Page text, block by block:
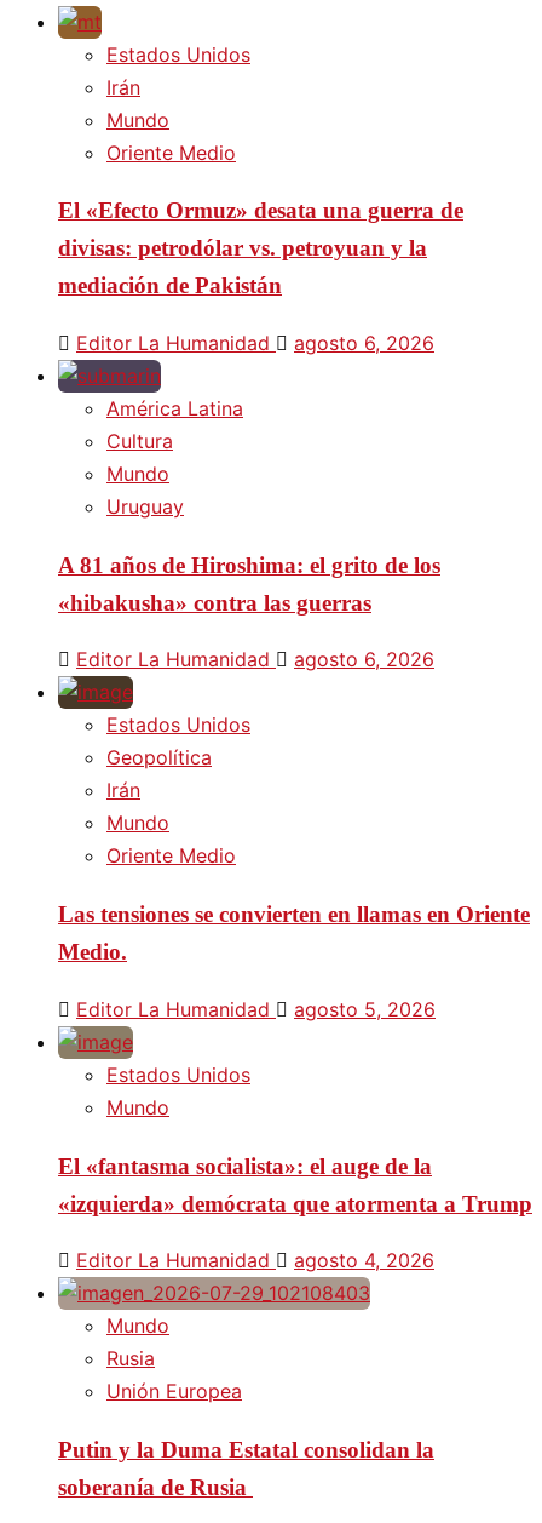
Estados Unidos
Irán
Mundo
Oriente Medio
El «Efecto Ormuz» desata una guerra de
divisas: petrodólar vs. petroyuan y la
mediación de Pakistán
Editor La Humanidad agosto 6, 2026
América Latina
Cultura
Mundo
Uruguay
A 81 años de Hiroshima: el grito de los
«hibakusha» contra las guerras
Editor La Humanidad agosto 6, 2026
Estados Unidos
Geopolítica
Irán
Mundo
Oriente Medio
Las tensiones se convierten en llamas en Oriente
Medio.
Editor La Humanidad agosto 5, 2026
Estados Unidos
Mundo
El «fantasma socialista»: el auge de la
«izquierda» demócrata que atormenta a Trump
Editor La Humanidad agosto 4, 2026
Mundo
Rusia
Unión Europea
Putin y la Duma Estatal consolidan la
soberanía de Rusia